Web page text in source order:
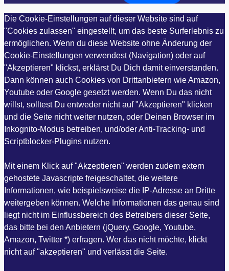
Die Cookie-Einstellungen auf dieser Website sind auf
"Cookies zulassen" eingestellt, um das beste Surferlebnis zu
ermöglichen. Wenn du diese Website ohne Änderung der
Cookie-Einstellungen verwendest (Navigation) oder auf
"Akzeptieren" klickst, erklärst Du Dich damit einverstanden.
Dann können auch Cookies von Drittanbietern wie Amazon,
Youtube oder Google gesetzt werden. Wenn Du das nicht
willst, solltest Du entweder nicht auf "Akzeptieren" klicken
und die Seite nicht weiter nutzen, oder Deinen Browser im
Inkognito-Modus betreiben, und/oder Anti-Tracking- und
Scriptblocker-Plugins nutzen.
Mit einem Klick auf "Akzeptieren" werden zudem extern
gehostete Javascripte freigeschaltet, die weitere
Informationen, wie beispielsweise die IP-Adresse an Dritte
weitergeben können. Welche Informationen das genau sind
liegt nicht im Einflussbereich des Betreibers dieser Seite,
das bitte bei den Anbietern (jQuery, Google, Youtube,
Amazon, Twitter *) erfragen. Wer das nicht möchte, klickt
nicht auf "akzeptieren" und verlässt die Seite.